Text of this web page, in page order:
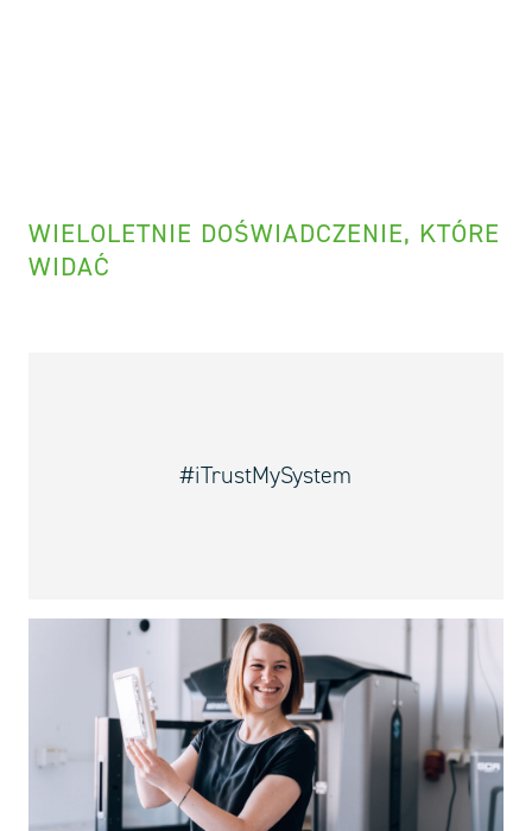
WIELOLETNIE DOŚWIADCZENIE, KTÓRE
WIDAĆ
#iTrustMySystem